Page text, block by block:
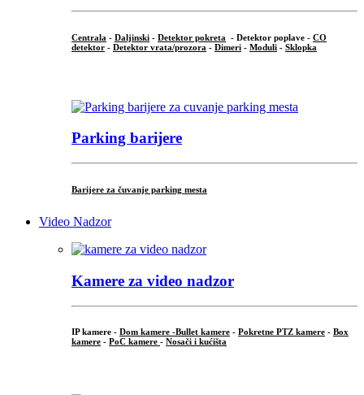
Centrala - Daljinski - Detektor pokreta - Detektor poplave - CO
detektor - Detektor vrata/prozora - Dimeri - Moduli - Sklopka
Parking barijere
Barijere za čuvanje parking mesta
Video Nadzor
Kamere za video nadzor
IP kamere - Dom kamere -Bullet kamere - Pokretne PTZ kamere - Box
kamere - PoC kamere - Nosači i kućišta